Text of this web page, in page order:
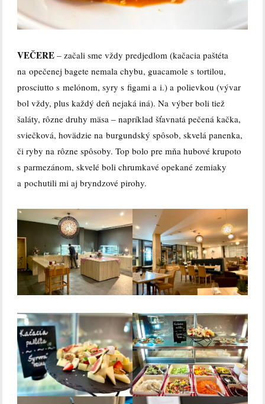
VEČERE – začali sme vždy predjedlom (kačacia paštéta
na opečenej bagete nemala chybu, guacamole s tortilou,
prosciutto s melónom, syry s figami a i.) a polievkou (vývar
bol vždy, plus každý deň nejaká iná). Na výber boli tiež
šaláty, rôzne druhy mäsa – napríklad šťavnatá pečená kačka,
sviečková, hovädzie na burgundský spôsob, skvelá panenka,
či ryby na rôzne spôsoby. Top bolo pre mňa hubové krupoto
s parmezánom, skvelé boli chrumkavé opekané zemiaky
a pochutili mi aj bryndzové pirohy.